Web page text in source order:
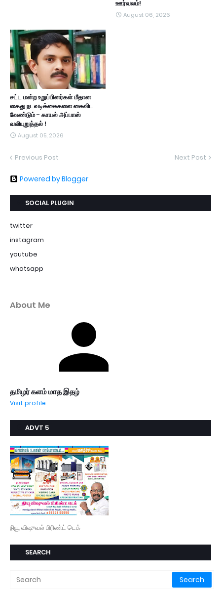
ஊர்வலம்!
August 06, 2026
சட்ட மன்ற உறுப்பினர்கள் மீதான
கைது நடவடிக்கைகளை கைவிட
வேண்டும் - காயல் அப்பாஸ்
வலியுறுத்தல் !
August 05, 2026
Previous Post Next Post
Powered by Blogger
SOCIAL PLUGIN
twitter
instagram
youtube
whatsapp
About Me
தமிழர் களம் மாத இதழ்
Visit profile
ADVT 5
நியூ விஷுவல் பிரிண்ட் டெக்
SEARCH